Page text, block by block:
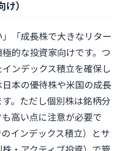
）
」「成長株で大きなリター
的な投資家向けです。つ
ンデックス積立を確保し
本の優待株や米国の成長
。ただし個別株は銘柄分
高い点に注意が必要で
インデックス積立）とサ